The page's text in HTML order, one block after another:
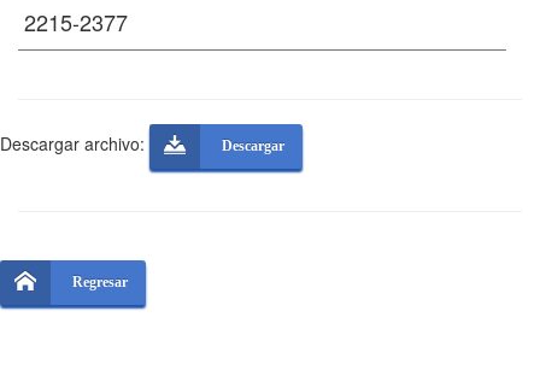
Descargar archivo: Descargar
Regresar